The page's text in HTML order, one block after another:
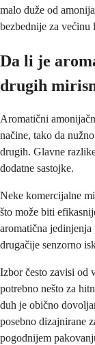
malo duže od
bezbednije za većinu
Da li je
drugih
Aromatični
načine, tako da
drugih. Glavne
dodatne sastojke.
Neke komercijalne
što može biti
aromatična
drugačije senzorno
Izbor često zavisi od
potrebno nešto za
duh je obično
posebno dizajnirane
pogodnijem